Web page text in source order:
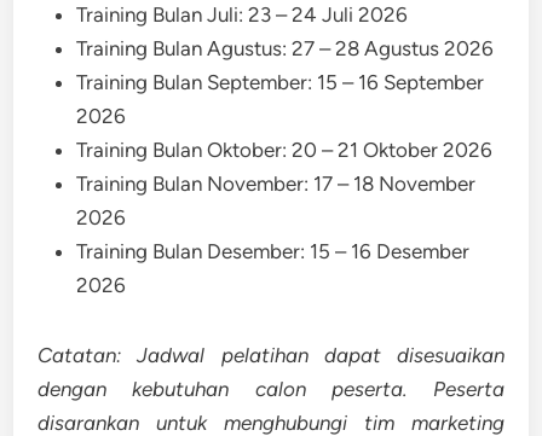
Training Bulan Juli: 23 – 24 Juli 2026
Training Bulan Agustus: 27 – 28 Agustus 2026
Training Bulan September: 15 – 16 September
2026
Training Bulan Oktober: 20 – 21 Oktober 2026
Training Bulan November: 17 – 18 November
2026
Training Bulan Desember: 15 – 16 Desember
2026
Catatan: Jadwal pelatihan dapat disesuaikan
dengan kebutuhan calon peserta. Peserta
disarankan untuk menghubungi tim marketing